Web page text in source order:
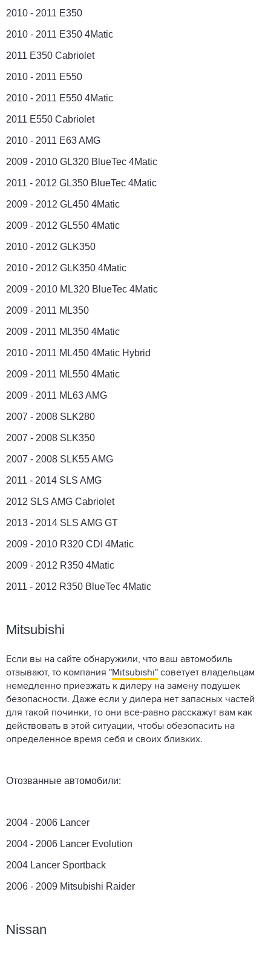
2010 - 2011 E350
2010 - 2011 E350 4Matic
2011 E350 Cabriolet
2010 - 2011 E550
2010 - 2011 E550 4Matic
2011 E550 Cabriolet
2010 - 2011 E63 AMG
2009 - 2010 GL320 BlueTec 4Matic
2011 - 2012 GL350 BlueTec 4Matic
2009 - 2012 GL450 4Matic
2009 - 2012 GL550 4Matic
2010 - 2012 GLK350
2010 - 2012 GLK350 4Matic
2009 - 2010 ML320 BlueTec 4Matic
2009 - 2011 ML350
2009 - 2011 ML350 4Matic
2010 - 2011 ML450 4Matic Hybrid
2009 - 2011 ML550 4Matic
2009 - 2011 ML63 AMG
2007 - 2008 SLK280
2007 - 2008 SLK350
2007 - 2008 SLK55 AMG
2011 - 2014 SLS AMG
2012 SLS AMG Cabriolet
2013 - 2014 SLS AMG GT
2009 - 2010 R320 CDI 4Matic
2009 - 2012 R350 4Matic
2011 - 2012 R350 BlueTec 4Matic
Mitsubishi
Если вы на сайте обнаружили, что ваш автомобиль
отзывают, то компания "Mitsubishi" советует владельцам
немедленно приезжать к дилеру на замену подушек
безопасности. Даже если у дилера нет запасных частей
для такой починки, то они все-равно расскажут вам как
действовать в этой ситуации, чтобы обезопасить на
определенное время себя и своих близких.
Отозванные автомобили:
2004 - 2006 Lancer
2004 - 2006 Lancer Evolution
2004 Lancer Sportback
2006 - 2009 Mitsubishi Raider
Nissan